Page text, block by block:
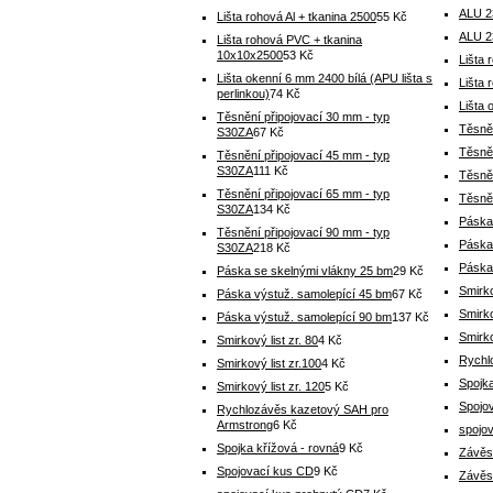
ALU
ALU
Lišta
Lišta
Lišta
Lišta rohová Al + tkanina 250055 Kč
Lišta rohová PVC + tkanina
10x10x250053 Kč
Lišta okenní 6 mm 2400 bílá (APU lišta s
perlinkou)74 Kč
Těsnění připojovací 30 mm - typ
S30ZA67 Kč
Těsnění připojovací 45 mm - typ
S30ZA111 Kč
Těsnění připojovací 65 mm - typ
S30ZA134 Kč
Těsnění připojovací 90 mm - typ
S30ZA218 Kč
Páska se skelnými vlákny 25 bm29 Kč
Páska výstuž. samolepící 45 bm67 Kč
Páska výstuž. samolepící 90 bm137 Kč
Smirkový list zr. 804 Kč
Smirkový list zr.1004 Kč
Smirkový list zr. 1205 Kč
Rychlozávěs kazetový SAH pro
Armstrong6 Kč
Spojka křížová - rovná9 Kč
Spojovací kus CD9 Kč